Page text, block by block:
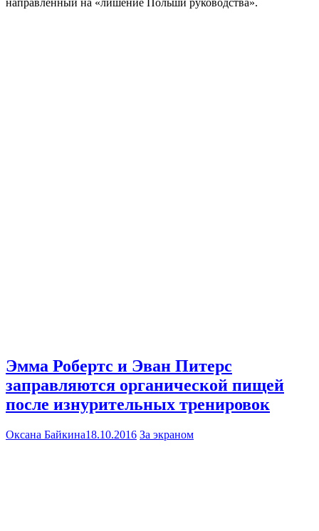
направленный на «лишение Польши руководства».
Эмма Робертс и Эван Питерс
заправляются органической пищей
после изнурительных тренировок
Оксана Байкина18.10.2016 За экраном